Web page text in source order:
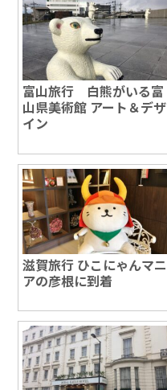
富山旅行 白熊がいる富
山県美術館 アート＆デザ
イン
滋賀旅行 ひこにゃんマニ
アの彦根に到着